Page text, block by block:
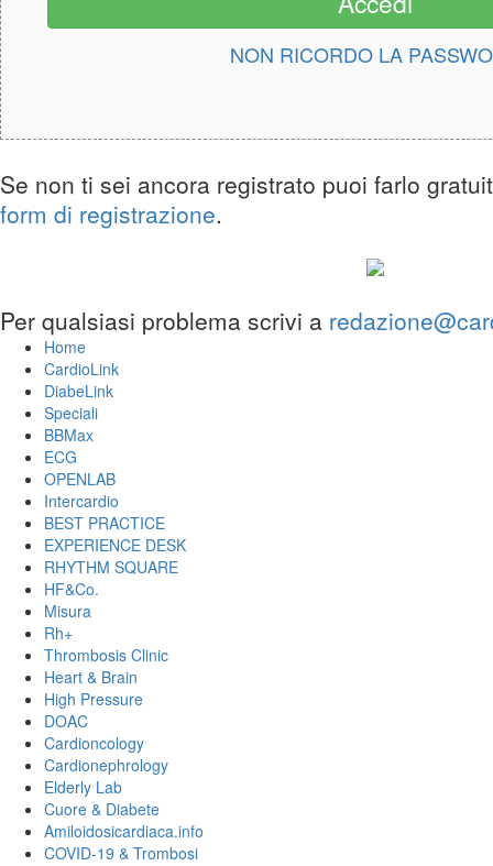
NON RICORDO LA
Se non ti sei ancora registrato puoi farlo
form di registrazione.
Per qualsiasi problema scrivi a
Home
CardioLink
DiabeLink
Speciali
BBMax
ECG
OPENLAB
Intercardio
BEST PRACTICE
EXPERIENCE DESK
RHYTHM SQUARE
HF&Co.
Misura
Rh+
Thrombosis Clinic
Heart & Brain
High Pressure
DOAC
Cardioncology
Cardionephrology
Elderly Lab
Cuore & Diabete
Amiloidosicardiaca.info
COVID-19 & Trombosi